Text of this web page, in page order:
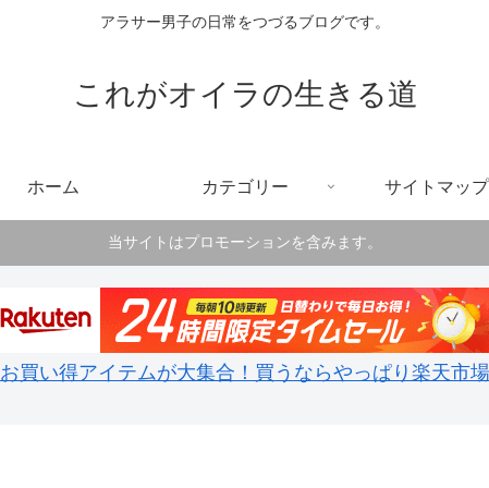
アラサー男子の日常をつづるブログです。
これがオイラの生きる道
ホーム カテゴリー サイトマップ
当サイトはプロモーションを含みます。
お買い得アイテムが大集合！買うならやっぱり楽天市場